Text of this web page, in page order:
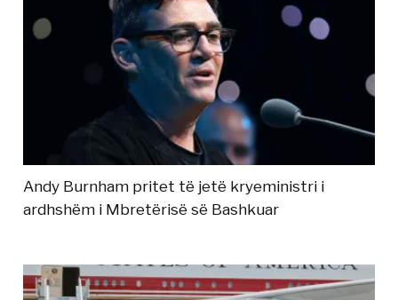
Andy Burnham pritet të jetë kryeministri i
ardhshëm i Mbretërisë së Bashkuar